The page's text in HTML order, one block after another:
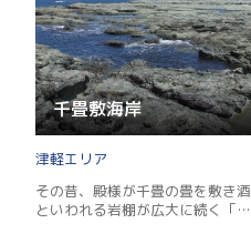
千畳敷海岸
津軽
その昔、殿様が千畳の畳を敷き
といわれる岩棚が広大に続く「…